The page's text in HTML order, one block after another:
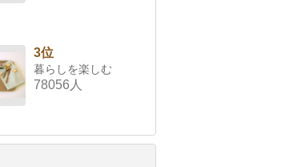
3位
暮らしを楽しむ
78056人